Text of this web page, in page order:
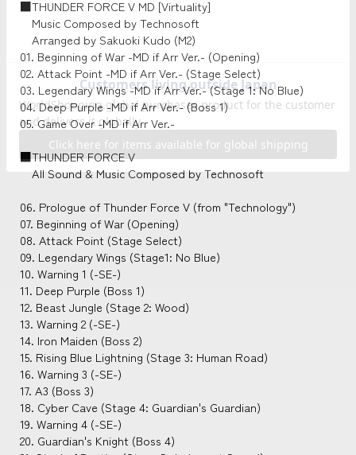
■THUNDER FORCE V MD [Virtuality]
Music Composed by Technosoft
Arranged by Sakuoki Kudo (M2)
01. Beginning of War -MD if Arr Ver.- (Opening)
02. Attack Point -MD if Arr Ver.- (Stage Select)
03. Legendary Wings -MD if Arr Ver.- (Stage 1: No Blue)
04. Deep Purple -MD if Arr Ver.- (Boss 1)
05. Game Over -MD if Arr Ver.-
■THUNDER FORCE V
All Sound & Music Composed by Technosoft
06. Prologue of Thunder Force V (from "Technology")
07. Beginning of War (Opening)
08. Attack Point (Stage Select)
09. Legendary Wings (Stage1: No Blue)
10. Warning 1 (-SE-)
11. Deep Purple (Boss 1)
12. Beast Jungle (Stage 2: Wood)
13. Warning 2 (-SE-)
14. Iron Maiden (Boss 2)
15. Rising Blue Lightning (Stage 3: Human Road)
16. Warning 3 (-SE-)
17. A3 (Boss 3)
18. Cyber Cave (Stage 4: Guardian's Guardian)
19. Warning 4 (-SE-)
20. Guardian's Knight (Boss 4)